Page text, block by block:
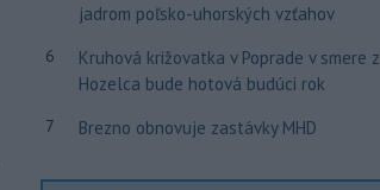
jadrom poľsko-uhorských vzťahov
6
Kruhová križovatka v Poprade v smere z
Hozelca bude hotová budúci rok
7 Brezno obnovuje zastávky MHD